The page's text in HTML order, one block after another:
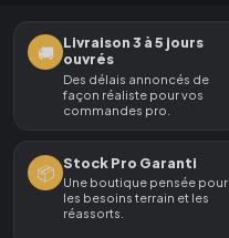
🚚 Livraison 3 à 5 jours
ouvrés
Des délais annoncés de
façon réaliste pour vos
commandes pro.
📦 Stock Pro Garanti
Une boutique pensée pour
les besoins terrain et les
réassorts.